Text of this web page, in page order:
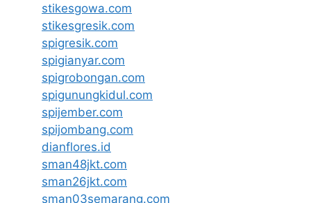
stikesgowa.com
stikesgresik.com
spigresik.com
spigianyar.com
spigrobongan.com
spigunungkidul.com
spijember.com
spijombang.com
dianflores.id
sman48jkt.com
sman26jkt.com
sman03semarang.com